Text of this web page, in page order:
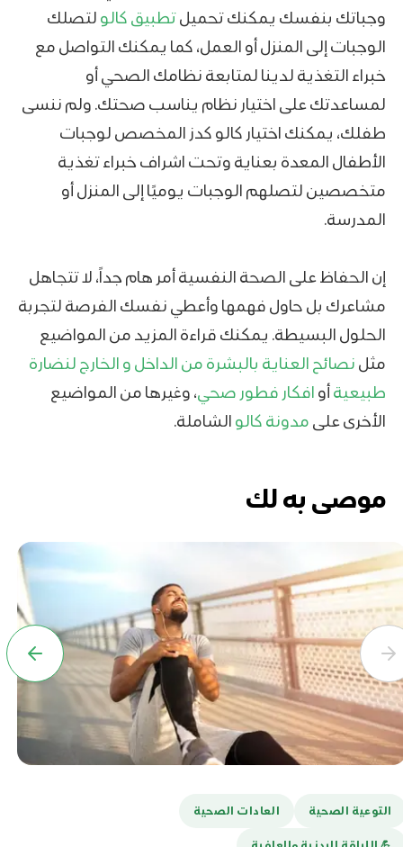
وجباتك بنفسك يمكنك تحميلتطبيق كالو لتصلك
الوجبات إلى المنزل أو العمل، كما يمكنك التواصل مع
خبراء التغذية لدينا لمتابعة نظامك الصحي أو
لمساعدتك على اختيار نظام يناسب صحتك. ولم ننسى
طفلك، يمكنك اختيار كالو كدز المخصص لوجبات
الأطفال المعدة بعناية وتحت اشراف خبراء تغذية
متخصصين لتصلهم الوجبات يوميًا إلى المنزل أو
المدرسة.
إن الحفاظ على الصحة النفسية أمر هام جداً، لا تتجاهل
مشاعرك بل حاول فهمها وأعطي نفسك الفرصة لتجربة
الحلول البسيطة. يمكنك قراءة المزيد من المواضيع
مثل نصائح العناية بالبشرة من الداخل و الخارج لنضارة
طبيعيةأو افكار فطور صحي، وغيرها من المواضيع
الأخرى على مدونة كالو الشاملة.
موصى به لك
التوعية الصحية العادات الصحية